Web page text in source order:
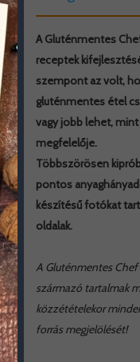
A Gluténmentes
receptek
szempont az volt,
gluténmentes étel
vagy jobb lehet,
megfelelője.
Többszörösen
pontos
készítésű fotókat
oldalak.
A Gluténmentes
származó tartalmak
közzétételekor
forrás megjelölését!